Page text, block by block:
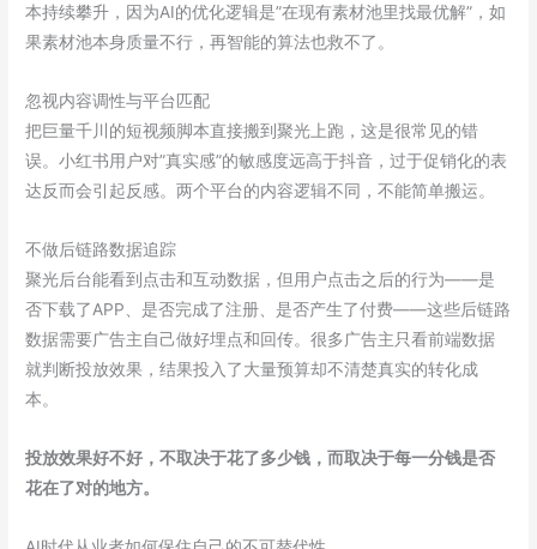
本持续攀升，因为AI的优化逻辑是”在现有素材池里找最优解”，如
果素材池本身质量不行，再智能的算法也救不了。
忽视内容调性与平台匹配
把巨量千川的短视频脚本直接搬到聚光上跑，这是很常见的错
误。小红书用户对”真实感”的敏感度远高于抖音，过于促销化的表
达反而会引起反感。两个平台的内容逻辑不同，不能简单搬运。
不做后链路数据追踪
聚光后台能看到点击和互动数据，但用户点击之后的行为——是
否下载了APP、是否完成了注册、是否产生了付费——这些后链路
数据需要广告主自己做好埋点和回传。很多广告主只看前端数据
就判断投放效果，结果投入了大量预算却不清楚真实的转化成
本。
投放效果好不好，不取决于花了多少钱，而取决于每一分钱是否
花在了对的地方。